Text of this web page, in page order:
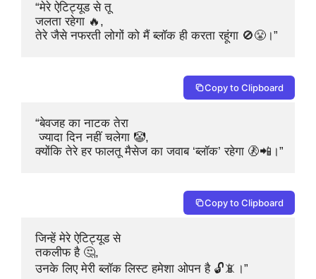
“मेरे ऐटिट्यूड से तू
जलता रहेगा 🔥,
तेरे जैसे नफरती लोगों को मैं ब्लॉक ही करता रहूंगा 🚫😤।”
Copy to Clipboard
“बेवजह का नाटक तेरा
ज्यादा दिन नहीं चलेगा 🤡,
क्योंकि तेरे हर फालतू मैसेज का जवाब ‘ब्लॉक’ रहेगा 🚷📲।”
Copy to Clipboard
जिन्हें मेरे ऐटिट्यूड से
तकलीफ है 🤔,
उनके लिए मेरी ब्लॉक लिस्ट हमेशा ओपन है 🔓📵।”